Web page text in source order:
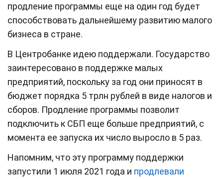
продление программы еще на один год будет
способствовать дальнейшему развитию малого
бизнеса в стране.
В Центробанке идею поддержали. Государство
заинтересовано в поддержке малых
предприятий, поскольку за год они приносят в
бюджет порядка 5 трлн рублей в виде налогов и
сборов. Продление программы позволит
подключить к СБП еще больше предприятий, с
момента ее запуска их число выросло в 5 раз.
Напомним, что эту программу поддержки
запустили 1 июля 2021 года и продлевали